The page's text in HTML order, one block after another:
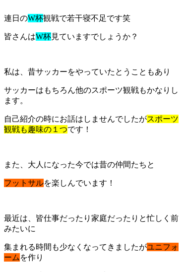
連日のW杯観戦で若干寝不足です笑
皆さんはW杯見ていますでしょうか？
私は、昔サッカーをやっていたとうこともあり
サッカーはもちろん他のスポーツ観戦もかなりし
ます。
自己紹介の時にお話はしませんでしたがスポーツ
観戦も趣味の１つです！
また、大人になった今では昔の仲間たちと
フットサルを楽しんでいます！
最近は、皆仕事だったり家庭だったりと忙しく前
みたいに
集まれる時間も少なくなってきましたがユニフォ
ーム を作り